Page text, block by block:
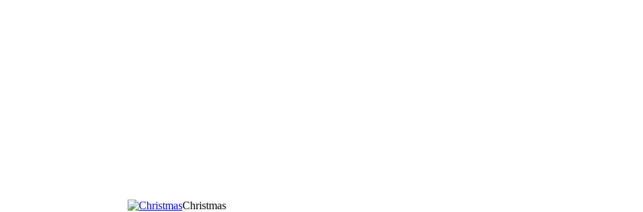
Christmas